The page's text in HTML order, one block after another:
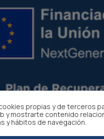
propias y de terceros
y mostrarte contenido
y hábitos de navegación.